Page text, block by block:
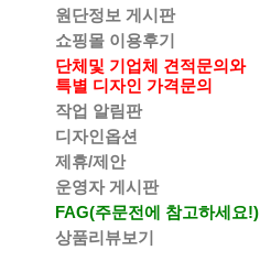
원단정보 게시판
쇼핑몰 이용후기
단체및 기업체 견적문의와
특별 디자인 가격문의
작업 알림판
디자인옵션
제휴/제안
운영자 게시판
FAG(주문전에 참고하세요!)
상품리뷰보기